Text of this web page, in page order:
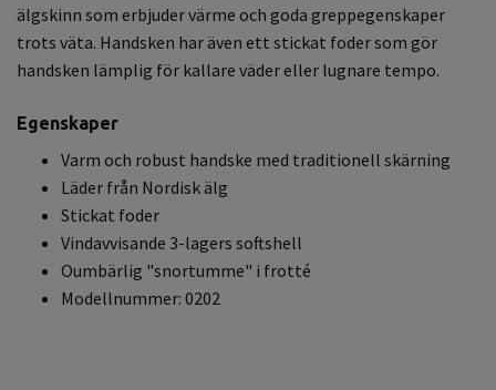
älgskinn som erbjuder värme och goda greppegenskaper
trots väta. Handsken har även ett stickat foder som gör
handsken lämplig för kallare väder eller lugnare tempo.
Egenskaper
Varm och robust handske med traditionell skärning
Läder från Nordisk älg
Stickat foder
Vindavvisande 3-lagers softshell
Oumbärlig "snortumme" i frotté
Modellnummer: 0202